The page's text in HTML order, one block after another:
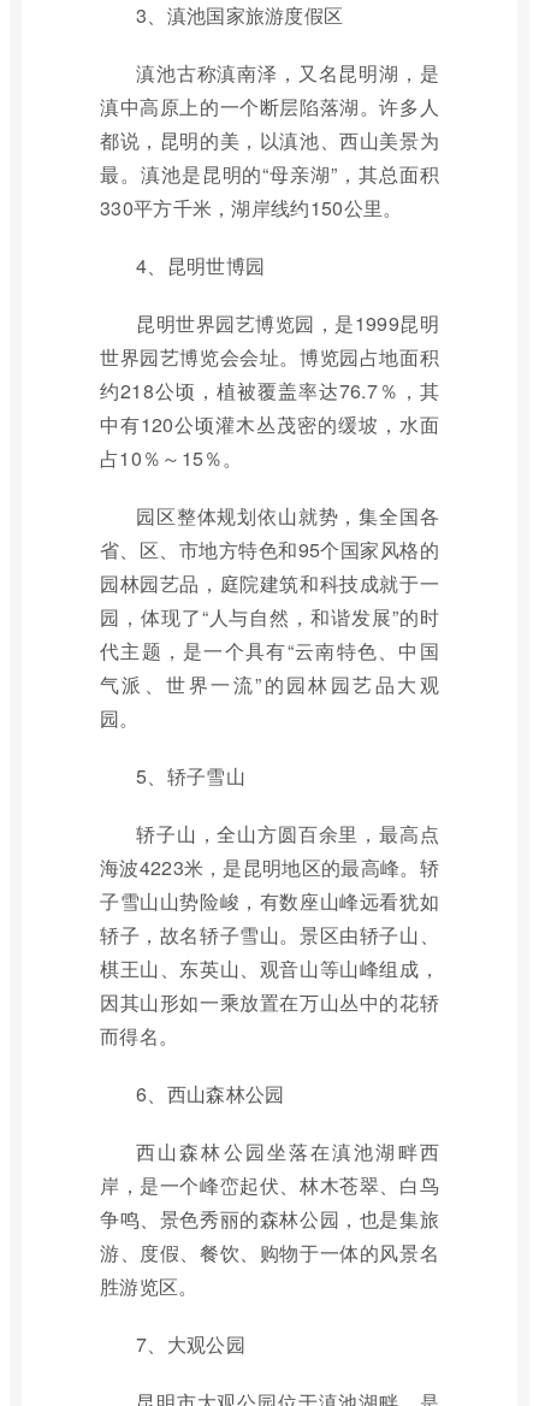
3、滇池国家旅游度假区
滇池古称滇南泽，又名昆明湖，是
滇中高原上的一个断层陷落湖。许多人
都说，昆明的美，以滇池、西山美景为
最。滇池是昆明的“母亲湖”，其总面积
330平方千米，湖岸线约150公里。
4、昆明世博园
昆明世界园艺博览园，是1999昆明
世界园艺博览会会址。博览园占地面积
约218公顷，植被覆盖率达76.7％，其
中有120公顷灌木丛茂密的缓坡，水面
占10％～15％。
园区整体规划依山就势，集全国各
省、区、市地方特色和95个国家风格的
园林园艺品，庭院建筑和科技成就于一
园，体现了“人与自然，和谐发展”的时
代主题，是一个具有“云南特色、中国
气派、世界一流”的园林园艺品大观
园。
5、轿子雪山
轿子山，全山方圆百余里，最高点
海波4223米，是昆明地区的最高峰。轿
子雪山山势险峻，有数座山峰远看犹如
轿子，故名轿子雪山。景区由轿子山、
棋王山、东英山、观音山等山峰组成，
因其山形如一乘放置在万山丛中的花轿
而得名。
6、西山森林公园
西山森林公园坐落在滇池湖畔西
岸，是一个峰峦起伏、林木苍翠、白鸟
争鸣、景色秀丽的森林公园，也是集旅
游、度假、餐饮、购物于一体的风景名
胜游览区。
7、大观公园